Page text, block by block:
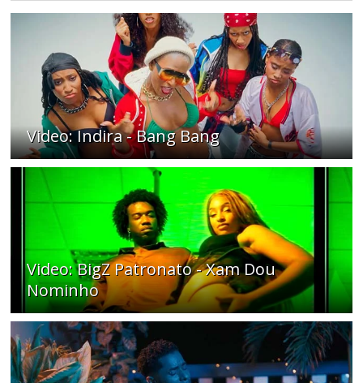
Video: Indira - Bang Bang
Video: BigZ Patronato - Xam Dou
Nominho